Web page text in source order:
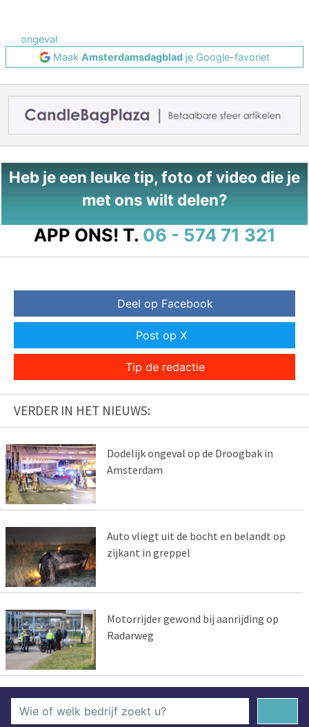
ongeval
Maak Amsterdamsdagblad je Google-favoriet
Heb je een leuke tip, foto of video die je
met ons wilt delen?
APP ONS! T. 06 - 574 71 321
Deel op Facebook
Post op X
Tip de redactie
VERDER IN HET NIEUWS:
Dodelijk ongeval op de Droogbak in
Amsterdam
Auto vliegt uit de bocht en belandt op
zijkant in greppel
Motorrijder gewond bij aanrijding op
Radarweg